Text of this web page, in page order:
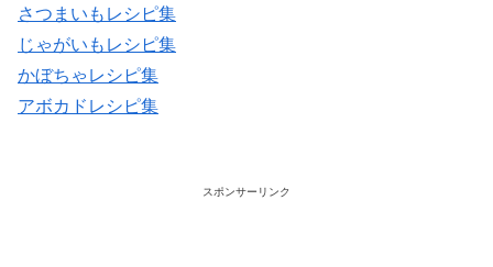
さつまいもレシピ集
じゃがいもレシピ集
かぼちゃレシピ集
アボカドレシピ集
スポンサーリンク